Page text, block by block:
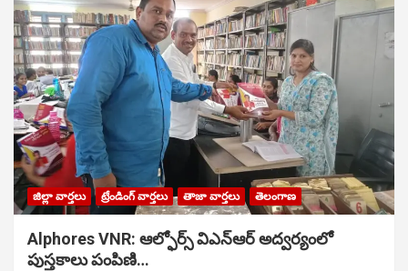
జిల్లా వార్తలు ట్రేండింగ్ వార్తలు తాజా వార్తలు తెలంగాణ
Alphores VNR: ఆల్ఫోర్స్ విఎన్ఆర్ అద్వర్యంలో
పుస్తకాలు పంపిణి…